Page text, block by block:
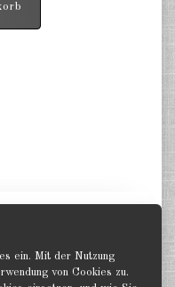
ein. Mit der Nutzung
von Cookies zu.